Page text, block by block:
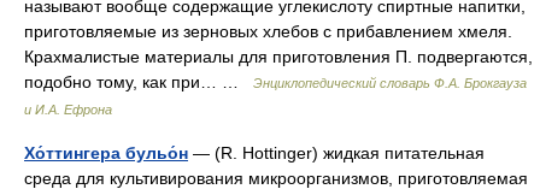
называют вообще содержащие углекислоту спиртные напитки,
приготовляемые из зерновых хлебов с прибавлением хмеля.
Крахмалистые материалы для приготовления П. подвергаются,
подобно тому, как при… …
Энциклопедический словарь Ф.А. Брокгауза
и И.А. Ефрона
Хо́ттингера бульо́н — (R. Hottinger) жидкая питательная
среда для культивирования микроорганизмов, приготовляемая